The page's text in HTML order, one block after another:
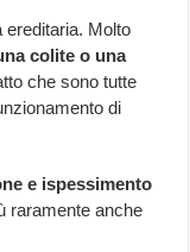
ereditaria. Molto
colite o una
che sono tutte
di
e ispessimento
raramente anche